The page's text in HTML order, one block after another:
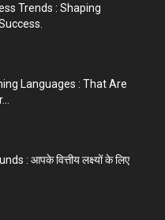
Trends : Shaping
Languages : That Are
: आपके वित्तीय लक्ष्यों के लिए